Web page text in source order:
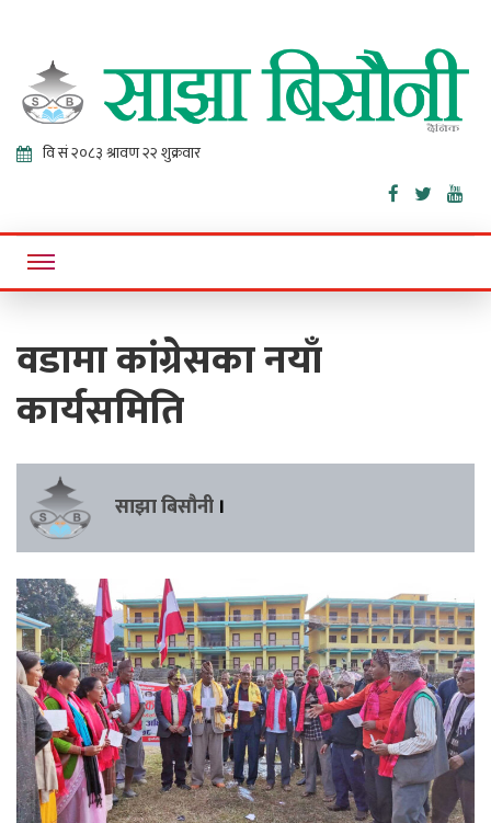
Sajha
Bisaunee
Online News Portal
वडामा कांग्रेसका नयाँ
कार्यसमिति
साझा बिसौनी ।